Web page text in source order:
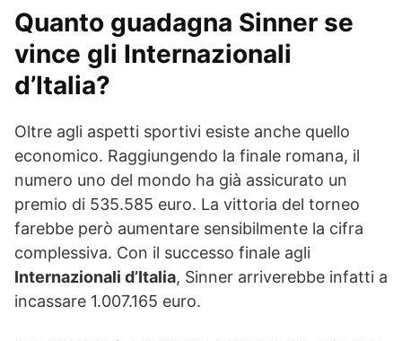
Quanto guadagna Sinner se
vince gli Internazionali
d’Italia?
Oltre agli aspetti sportivi esiste anche quello
economico. Raggiungendo la finale romana, il
numero uno del mondo ha già assicurato un
premio di 535.585 euro. La vittoria del torneo
farebbe però aumentare sensibilmente la cifra
complessiva. Con il successo finale agli
Internazionali d’Italia, Sinner arriverebbe infatti a
incassare 1.007.165 euro.